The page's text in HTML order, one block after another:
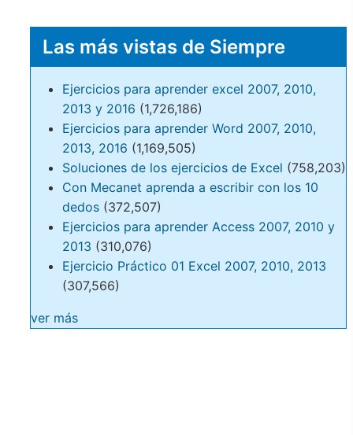
Las más vistas de Siempre
Ejercicios para aprender excel 2007, 2010,
2013 y 2016 (1,726,186)
Ejercicios para aprender Word 2007, 2010,
2013, 2016 (1,169,505)
Soluciones de los ejercicios de Excel (758,203)
Con Mecanet aprenda a escribir con los 10
dedos (372,507)
Ejercicios para aprender Access 2007, 2010 y
2013 (310,076)
Ejercicio Práctico 01 Excel 2007, 2010, 2013
(307,566)
ver más